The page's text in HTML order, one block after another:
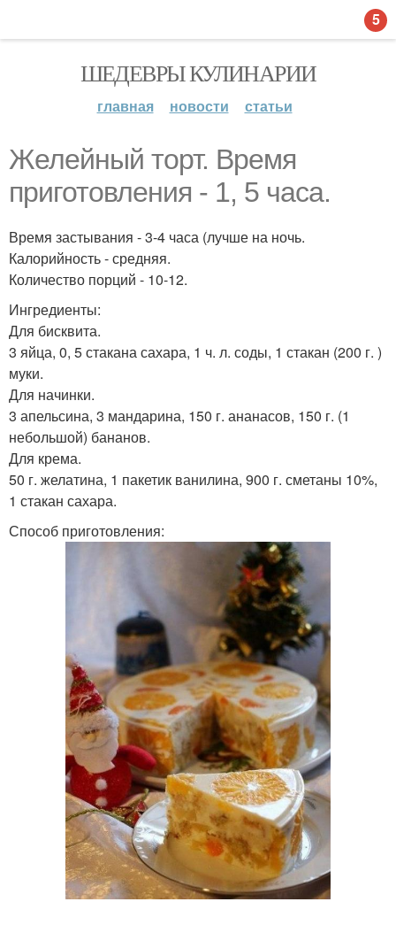
ШЕДЕВРЫ КУЛИНАРИИ
главная новости статьи
Желейный торт. Время
приготовления - 1, 5 часа.
Время застывания - 3-4 часа (лучше на ночь.
Калорийность - средняя.
Количество порций - 10-12.
Ингредиенты:
Для бисквита.
3 яйца, 0, 5 стакана сахара, 1 ч. л. соды, 1 стакан (200 г. )
муки.
Для начинки.
3 апельсина, 3 мандарина, 150 г. ананасов, 150 г. (1
небольшой) бананов.
Для крема.
50 г. желатина, 1 пакетик ванилина, 900 г. сметаны 10%,
1 стакан сахара.
Способ приготовления:
5